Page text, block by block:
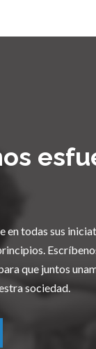
en todas sus
que juntos
sociedad.